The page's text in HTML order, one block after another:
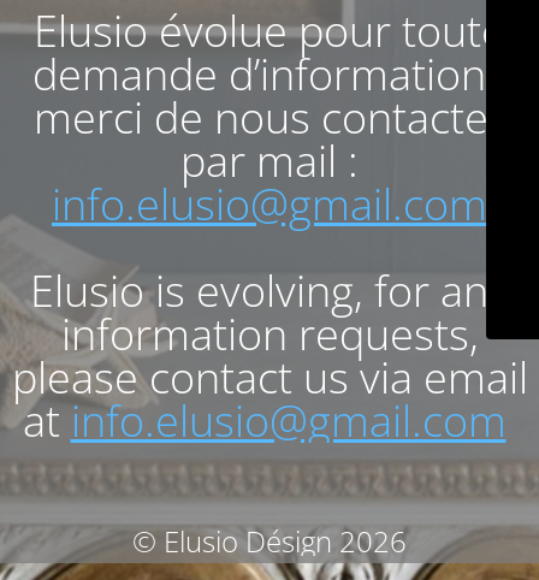
Elusio évolue pour toute
demande d’informations
merci de nous contacter
par mail :
info.elusio@gmail.com
Elusio is evolving, for any
information requests,
please contact us via email
at info.elusio@gmail.com
© Elusio Désign 2026